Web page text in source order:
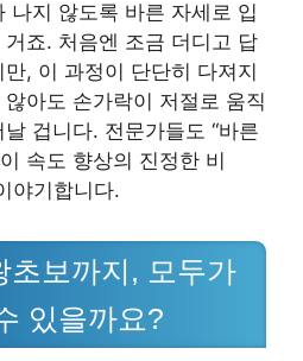
나지 않도록 바른 자세로 입
죠. 처음엔 조금 더디고 답
, 이 과정이 단단히 다져지
아도 손가락이 저절로 움직
겁니다. 전문가들도 “바른
속도 향상의 진정한 비
야기합니다.
초보까지, 모두가
있을까요?